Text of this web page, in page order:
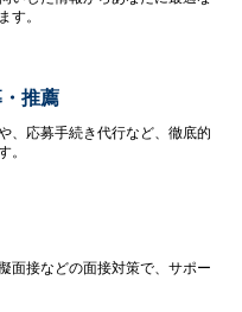
す。
推薦
、応募手続き代行など、徹底的
。
面接などの面接対策で、サポー